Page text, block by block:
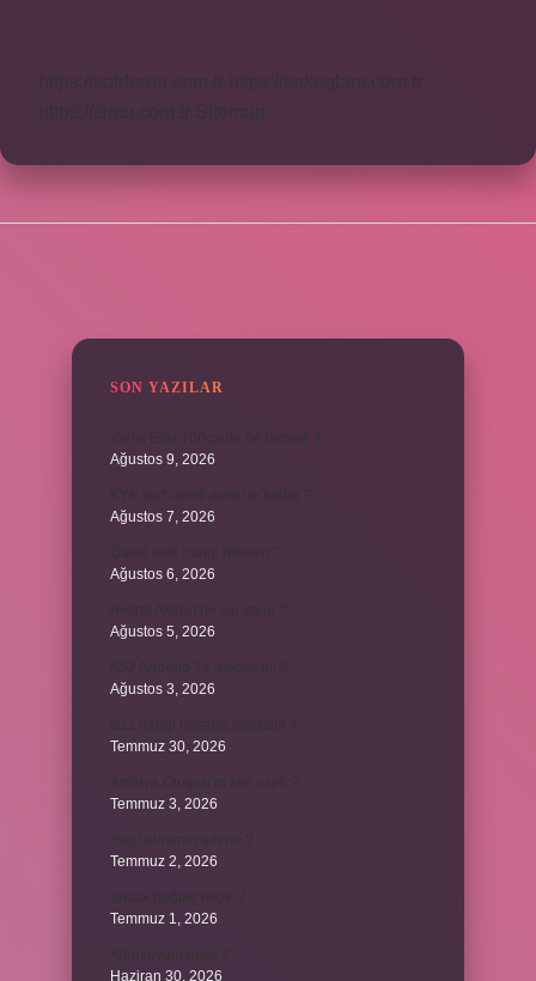
https://safderun.com.tr
https://sokoglam.com.tr
https://sinto.com.tr Sitemap
SON YAZILAR
Ağustos 9, 2026
Ağustos 7, 2026
Ağustos 6, 2026
Ağustos 5, 2026
Ağustos 3, 2026
Temmuz 30, 2026
Temmuz 3, 2026
Temmuz 2, 2026
Temmuz 1, 2026
Haziran 30, 2026